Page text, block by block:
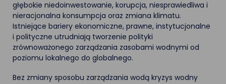
głębokie niedoinwestowanie, korupcja, niesprawiedliwa i
nieracjonalna konsumpcja oraz zmiana klimatu.
Istniejące bariery ekonomiczne, prawne, instytucjonalne
i polityczne utrudniają tworzenie polityki
zrównoważonego zarządzania zasobami wodnymi od
poziomu lokalnego do globalnego.
Bez zmiany sposobu zarządzania wodą kryzys wodny